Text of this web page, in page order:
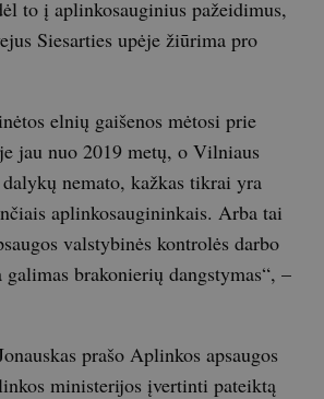
to į aplinkosauginius pažeidimus,
Siesarties upėje žiūrima pro
elnių gaišenos mėtosi prie
jau nuo 2019 metų, o Vilniaus
nemato, kažkas tikrai yra
aplinkosaugininkais. Arba tai
valstybinės kontrolės darbo
brakonierių dangstymas“, –
prašo Aplinkos apsaugos
ministerijos įvertinti pateiktą